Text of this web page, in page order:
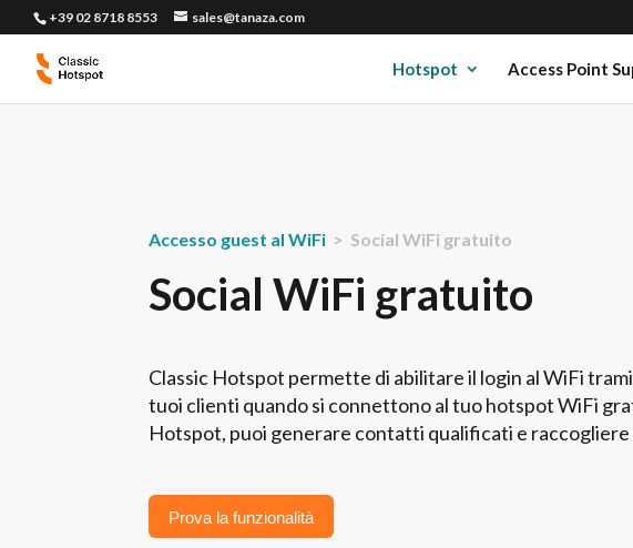
+39 02 8718 8553 sales@tanaza.com
Hotspot Access Point
Accesso guest al WiFi > Social WiFi gratuito
Social WiFi gratuito
Classic Hotspot permette di abilitare il login al WiFi
tuoi clienti quando si connettono al tuo hotspot WiFi
Hotspot, puoi generare contatti qualificati e
Prova la funzionalità